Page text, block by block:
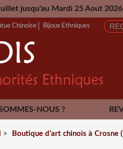
25 Aout 2026 - Toutes les
Chinoise Bijoux Ethniques
NOUS ?
> Boutique d’art chinois à